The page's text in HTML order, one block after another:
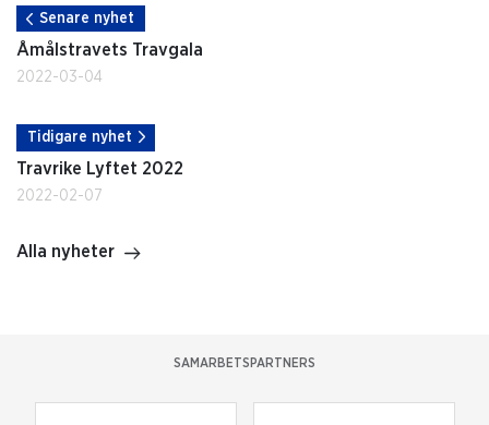
Senare nyhet
Åmålstravets Travgala
2022-03-04
Tidigare nyhet
Travrike Lyftet 2022
2022-02-07
Alla nyheter
SAMARBETSPARTNERS